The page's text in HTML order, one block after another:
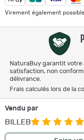
Virement également
NaturaBuy garantit
satisfaction, non
délivrance.
Frais calculés lors de la
Vendu par
BILLEB